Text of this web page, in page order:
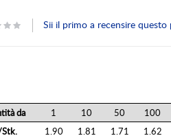
Sii il primo a recensire
da 1 10 50 100
Stk. 1.90 1.81 1.71 1.62